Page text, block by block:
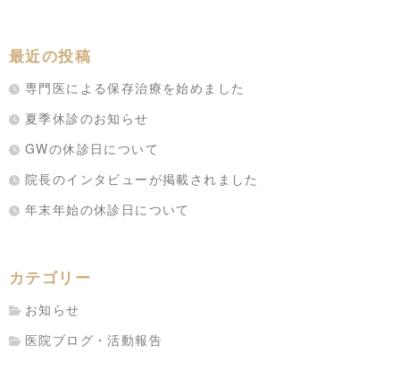
最近の投稿
専門医による保存治療を始めました
夏季休診のお知らせ
GWの休診日について
院長のインタビューが掲載されました
年末年始の休診日について
カテゴリー
お知らせ
医院ブログ・活動報告